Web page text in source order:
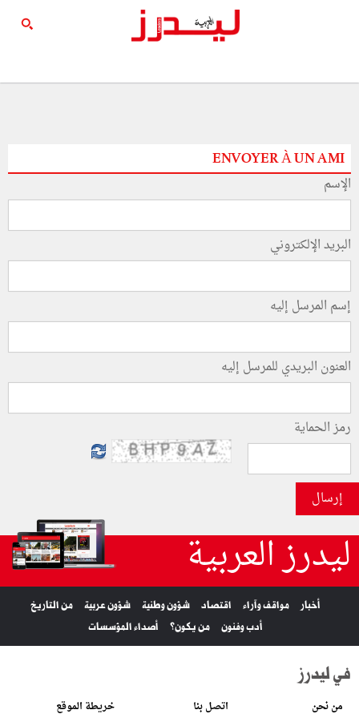
ENVOYER À UN AMI
الإسم
البريد الإلكتروني
إسم المرسل إليه
العنون البريدي للمرسل إليه
رمز الحماية
إرسال
ليدرز العربية
أخبار مواقف وآراء اقتصاد شؤون وطنية شؤون عربية
من التاريخ
أدب وفنون
من يكون؟ أصداء المؤسسات
في ليدرز
من نحن اتصل بنا خريطة الموقع